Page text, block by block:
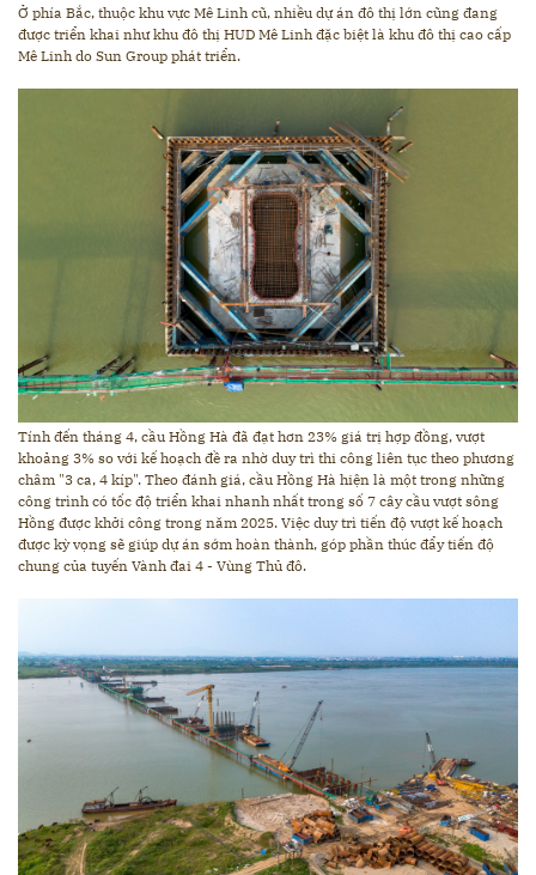
Ở phía Bắc, thuộc khu vực Mê Linh cũ, nhiều dự án đô thị lớn cũng đang
được triển khai như khu đô thị HUD Mê Linh đặc biệt là khu đô thị cao cấp
Mê Linh do Sun Group phát triển.
Tính đến tháng 4, cầu Hồng Hà đã đạt hơn 23% giá trị hợp đồng, vượt
khoảng 3% so với kế hoạch đề ra nhờ duy trì thi công liên tục theo phương
châm "3 ca, 4 kíp". Theo đánh giá, cầu Hồng Hà hiện là một trong những
công trình có tốc độ triển khai nhanh nhất trong số 7 cây cầu vượt sông
Hồng được khởi công trong năm 2025. Việc duy trì tiến độ vượt kế hoạch
được kỳ vọng sẽ giúp dự án sớm hoàn thành, góp phần thúc đẩy tiến độ
chung của tuyến Vành đai 4 - Vùng Thủ đô.